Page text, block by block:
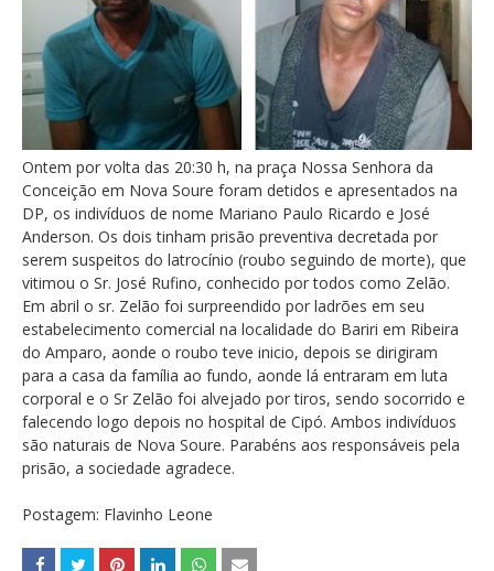
Ontem por volta das 20:30 h, na praça Nossa Senhora da
Conceição em Nova Soure foram detidos e apresentados na
DP, os indivíduos de nome Mariano Paulo Ricardo e José
Anderson. Os dois tinham prisão preventiva decretada por
serem suspeitos do latrocínio (roubo seguindo de morte), que
vitimou o Sr. José Rufino, conhecido por todos como Zelão.
Em abril o sr. Zelão foi surpreendido por ladrões em seu
estabelecimento comercial na localidade do Bariri em Ribeira
do Amparo, aonde o roubo teve inicio, depois se dirigiram
para a casa da família ao fundo, aonde lá entraram em luta
corporal e o Sr Zelão foi alvejado por tiros, sendo socorrido e
falecendo logo depois no hospital de Cipó. Ambos indivíduos
são naturais de Nova Soure. Parabéns aos responsáveis pela
prisão, a sociedade agradece.
Postagem: Flavinho Leone